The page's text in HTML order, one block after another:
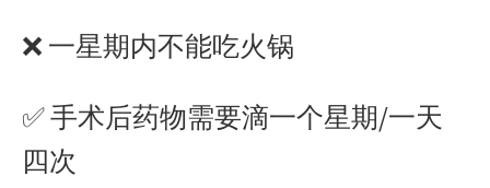
❌ 一星期内不能吃火锅
✅ 手术后药物需要滴一个星期/一天
四次